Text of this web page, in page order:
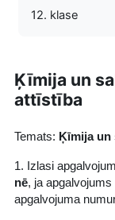
12. klase
Ķīmija un
attīstība
Temats: Ķīmija
1. Izlasi
nē, ja
apgalvojuma